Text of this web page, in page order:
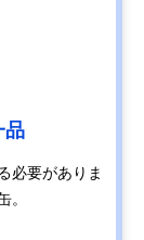
品
必要がありま
。